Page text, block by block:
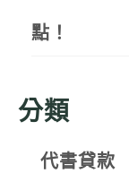
點！
分類
代書貸款